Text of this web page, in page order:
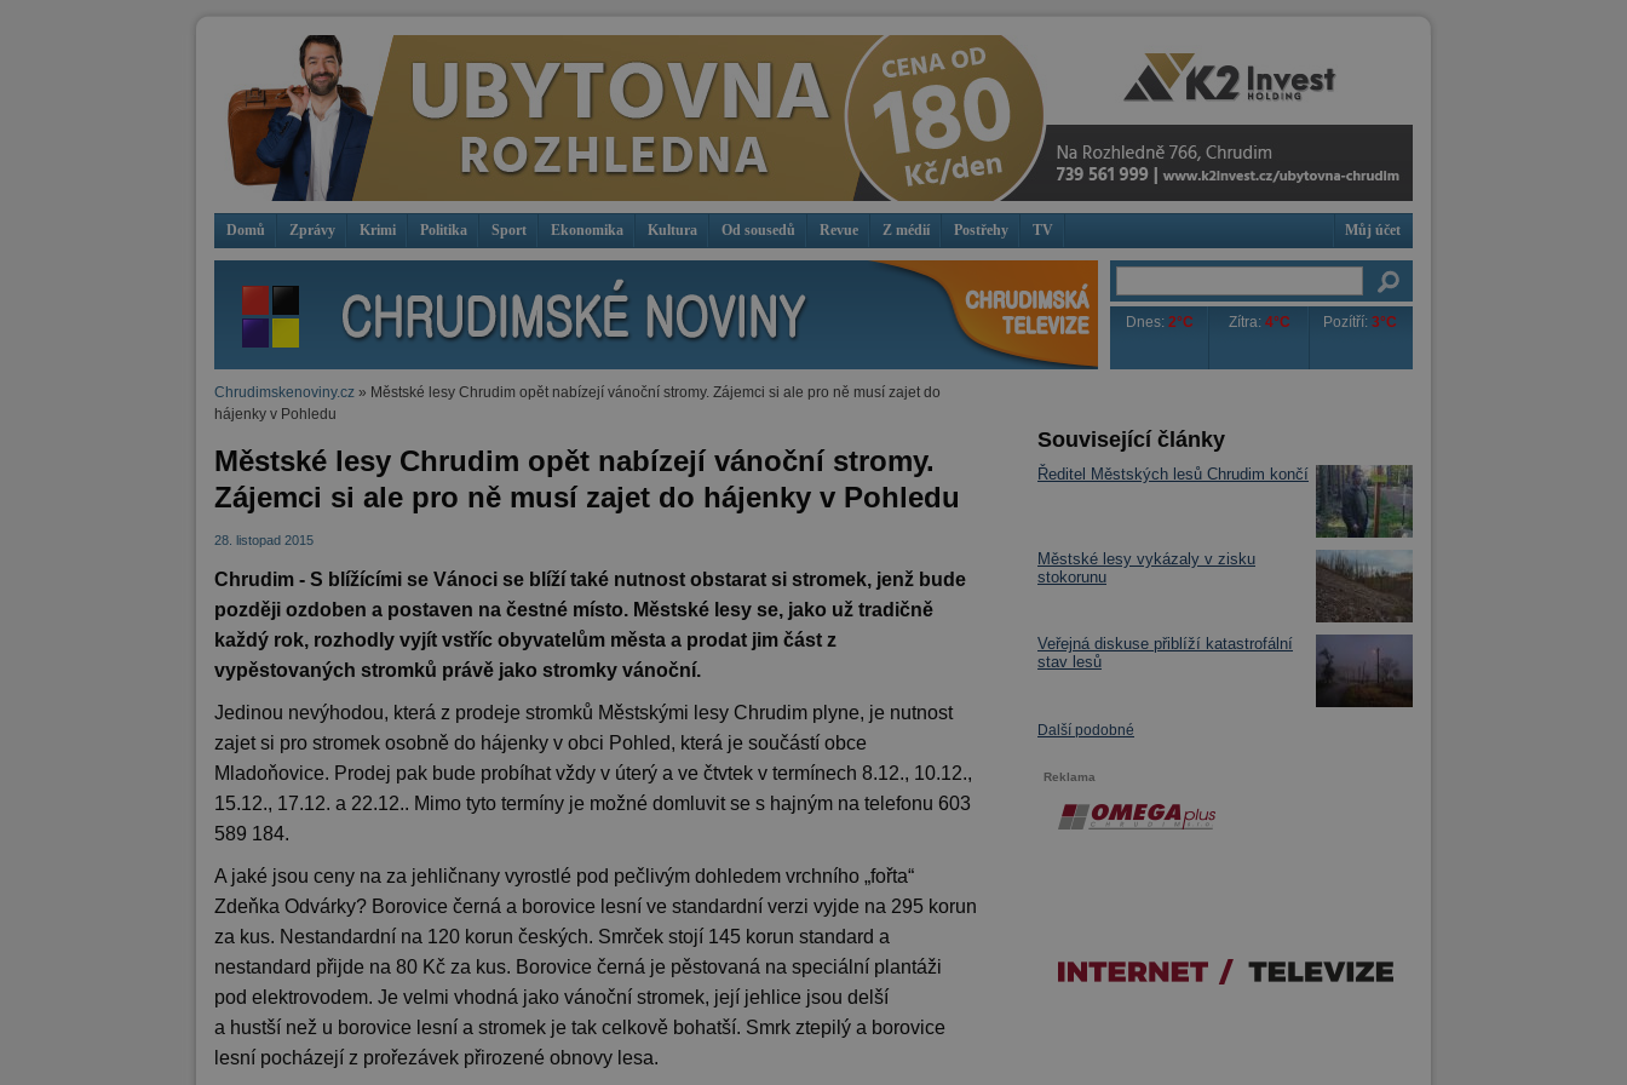
Domů Zprávy Krimi Politika Sport Ekonomika Kultura Od sousedů Revue Z médií Postřehy TV Můj účet
Dnes:2°C Zítra:4°C Pozítří: 3°C
Chrudimskenoviny.cz » Městské lesy Chrudim opět nabízejí vánoční stromy. Zájemci si ale pro ně musí zajet do
hájenky v Pohledu
Městské lesy Chrudim opět nabízejí vánoční stromy.
Zájemci si ale pro ně musí zajet do hájenky v Pohledu
28. listopad 2015
Chrudim - S blížícími se Vánoci se blíží také nutnost obstarat si stromek, jenž bude
později ozdoben a postaven na čestné místo. Městské lesy se, jako už tradičně
každý rok, rozhodly vyjít vstříc obyvatelům města a prodat jim část z
vypěstovaných stromků právě jako stromky vánoční.
Jedinou nevýhodou, která z prodeje stromků Městskými lesy Chrudim plyne, je nutnost
zajet si pro stromek osobně do hájenky v obci Pohled, která je součástí obce
Mladoňovice. Prodej pak bude probíhat vždy v úterý a ve čtvtek v termínech 8.12., 10.12.,
15.12., 17.12. a 22.12.. Mimo tyto termíny je možné domluvit se s hajným na telefonu 603
589 184.
A jaké jsou ceny na za jehličnany vyrostlé pod pečlivým dohledem vrchního „fořta“
Zdeňka Odvárky? Borovice černá a borovice lesní ve standardní verzi vyjde na 295 korun
za kus. Nestandardní na 120 korun českých. Smrček stojí 145 korun standard a
nestandard přijde na 80 Kč za kus. Borovice černá je pěstovaná na speciální plantáži
pod elektrovodem. Je velmi vhodná jako vánoční stromek, její jehlice jsou delší
a hustší než u borovice lesní a stromek je tak celkově bohatší. Smrk ztepilý a borovice
lesní pocházejí z prořezávek přirozené obnovy lesa.
Související články
Ředitel Městských lesů Chrudim končí
Městské lesy vykázaly v zisku
stokorunu
Veřejná diskuse přiblíží katastrofální
stav lesů
Další podobné
Reklama